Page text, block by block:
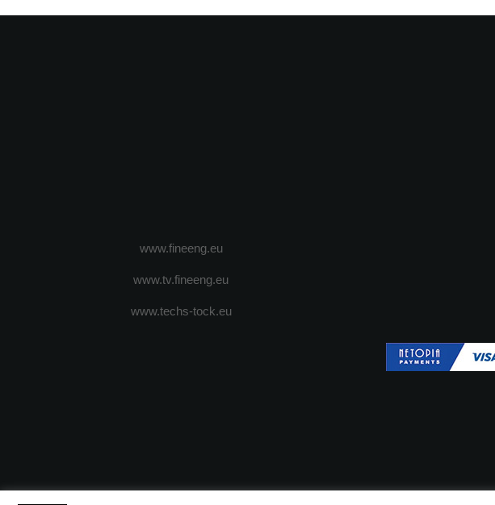
www.fineeng.eu
www.tv.fineeng.eu
www.techs-tock.eu